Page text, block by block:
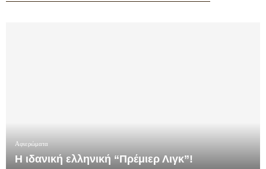
Αφιερώματα
Η ιδανική ελληνική “Πρέμιερ Λιγκ”!